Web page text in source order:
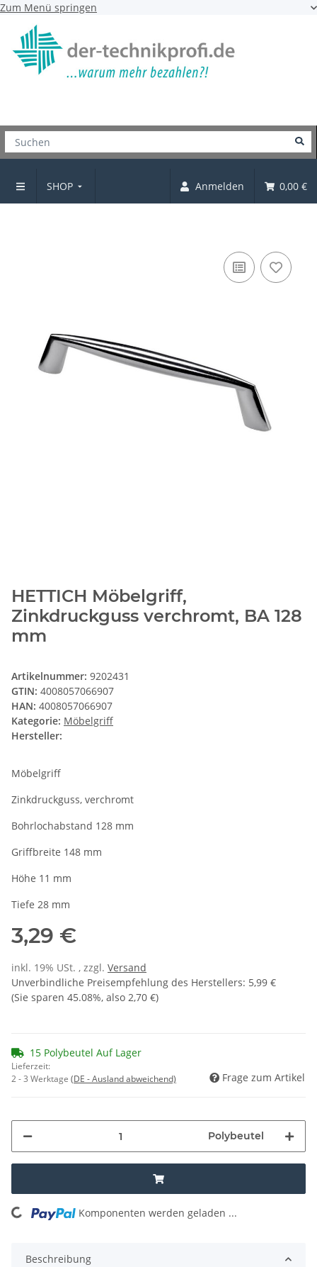
Zum Menü springen
SHOP Anmelden 0,00 €
Möbelgriff
HETTICH Möbelgriff,
Zinkdruckguss verchromt, BA 128
mm
Artikelnummer: 9202431
GTIN: 4008057066907
HAN: 4008057066907
Kategorie: Möbelgriff
Hersteller:
Möbelgriff
Zinkdruckguss, verchromt
Bohrlochabstand 128 mm
Griffbreite 148 mm
Höhe 11 mm
Tiefe 28 mm
3,29 €
inkl. 19% USt. , zzgl. Versand
Unverbindliche Preisempfehlung des Herstellers: 5,99 €
(Sie sparen 45.08%, also 2,70 €)
15 Polybeutel Auf Lager
Lieferzeit:
2 - 3 Werktage (DE - Ausland abweichend) Frage zum Artikel
Polybeutel
Loading... Komponenten werden geladen ...
Beschreibung